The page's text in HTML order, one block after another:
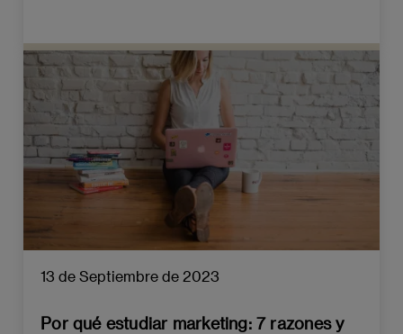
13 de Septiembre de 2023
Por qué estudiar marketing: 7 razones y